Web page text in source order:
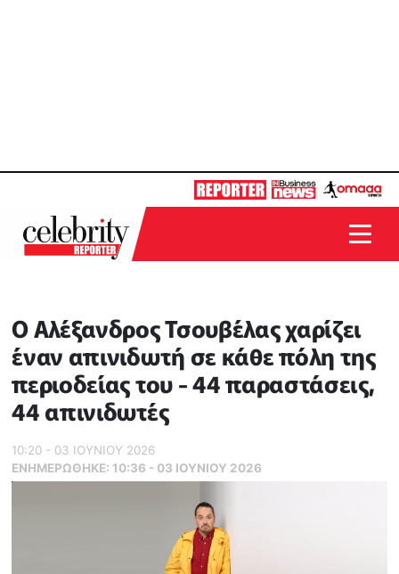
Ο Αλέξανδρος Τσουβέλας χαρίζει
έναν απινιδωτή σε κάθε πόλη της
περιοδείας του - 44 παραστάσεις,
44 απινιδωτές
10:20 - 03 ΙΟΥΝΙΟΥ 2026
ΕΝΗΜΕΡΏΘΗΚΕ: 10:36 - 03 ΙΟΥΝΙΟΥ 2026